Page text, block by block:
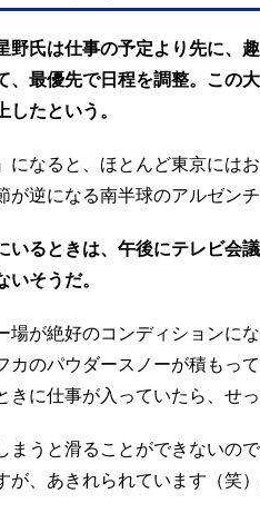
野氏は仕事の予定より先に、
、最優先で日程を調整。この
したという。
になると、ほとんど東京には
が逆になる南半球のアルゼン
いるときは、午後にテレビ会
いそうだ。
場が絶好のコンディションに
カのパウダースノーが積もっ
きに仕事が入っていたら、せ
まうと滑ることができないの
が、あきれられています（笑）